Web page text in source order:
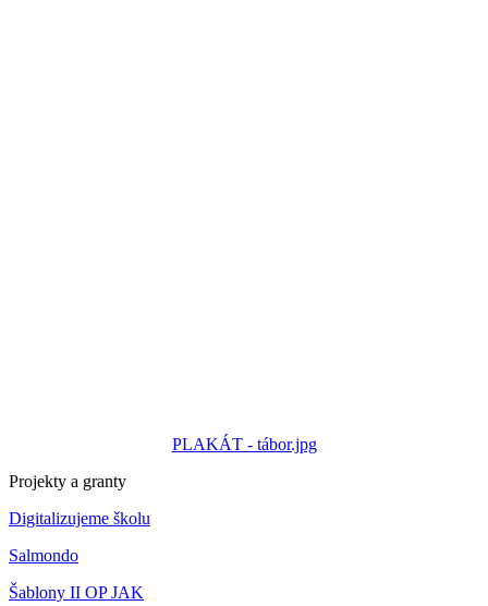
PLAKÁT - tábor.jpg
Projekty a granty
Digitalizujeme školu
Salmondo
Šablony II OP JAK